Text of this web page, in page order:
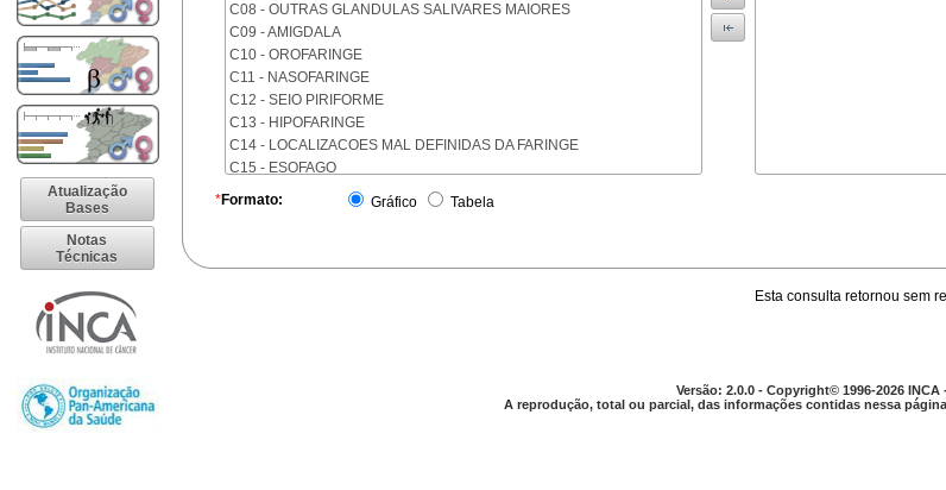
Atualização
Bases
Notas
Técnicas
C08 - OUTRAS GLANDULAS SALIVARES MAIORES
C09 - AMIGDALA
C10 - OROFARINGE
C11 - NASOFARINGE
C12 - SEIO PIRIFORME
C13 - HIPOFARINGE
C14 - LOCALIZACOES MAL DEFINIDAS DA FARINGE
C15 - ESOFAGO
C26 - LOCALIZACOES MAL DEFINIDAS NO APARELHO DIGESTIVO
*Formato: Gráfico Tabela
Esta consulta retornou sem
Versão: 2.0.0 - Copyright© 1996-2026
A reprodução, total ou parcial, das informações contidas nessa